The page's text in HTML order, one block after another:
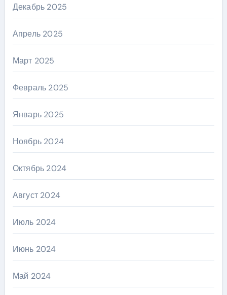
Декабрь 2025
Апрель 2025
Март 2025
Февраль 2025
Январь 2025
Ноябрь 2024
Октябрь 2024
Август 2024
Июль 2024
Июнь 2024
Май 2024